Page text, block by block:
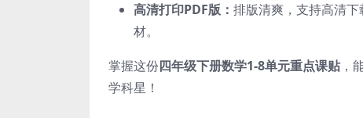
高清打印PDF版： 排版清爽，支持高清下
材。
掌握这份四年级下册数学1-8单元重点课贴，
学科星！